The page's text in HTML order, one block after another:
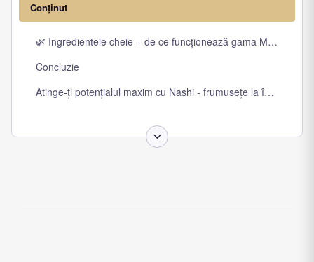
Conținut
🌿 Ingredientele cheie – de ce funcționează gama Mass
Concluzie
Atinge-ți potențialul maxim cu Nashi - frumusețe la îndemâna